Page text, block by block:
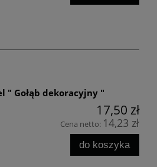
" Gołąb dekoracyjny "
17,50 zł
Cena netto: 14,23 zł
do koszyka